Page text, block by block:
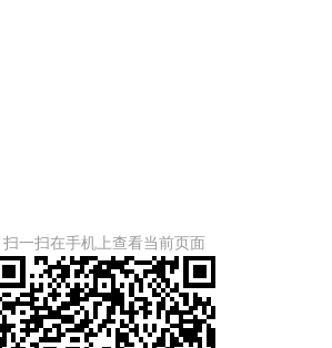
扫一扫在手机上查看当前页面